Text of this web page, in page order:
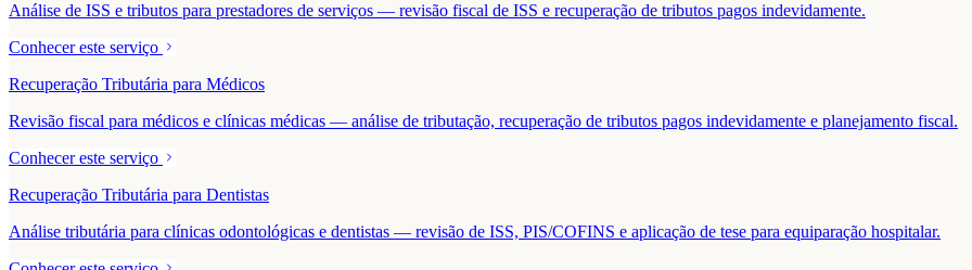
Análise de ISS e tributos para prestadores de serviços — revisão fiscal de ISS e recuperação de tributos pagos indevidamente.
Conhecer este serviço
Recuperação Tributária para Médicos
Revisão fiscal para médicos e clínicas médicas — análise de tributação, recuperação de tributos pagos indevidamente e planejamento fiscal.
Conhecer este serviço
Recuperação Tributária para Dentistas
Análise tributária para clínicas odontológicas e dentistas — revisão de ISS, PIS/COFINS e aplicação de tese para equiparação hospitalar.